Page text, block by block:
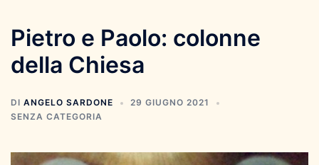
Pietro e Paolo: colonne
della Chiesa
DI ANGELO SARDONE
29 GIUGNO 2021
SENZA CATEGORIA